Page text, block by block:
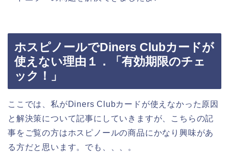
ホスピノールでDiners Clubカードが
使えない理由１．「有効期限のチェ
ック！」
ここでは、私がDiners Clubカードが使えなかった原因
と解決策について記事にしていきますが、こちらの記
事をご覧の方はホスピノールの商品にかなり興味があ
る方だと思います。でも、、、。